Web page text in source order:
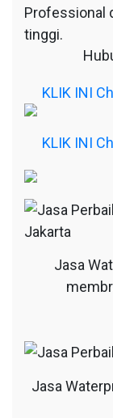
Professional
tinggi.
KLIK INI
KLIK INI
Jasa
Jasa